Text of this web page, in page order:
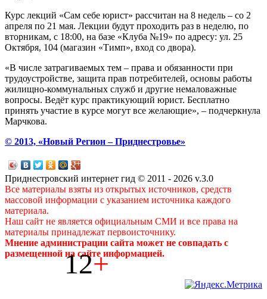
Курс лекций «Сам себе юрист» рассчитан на 8 недель – со 2
апреля по 21 мая. Лекции будут проходить раз в неделю, по
вторникам, с 18:00, на базе «Клуба №19» по адресу: ул. 25
Октября, 104 (магазин «Тимп», вход со двора).
«В числе затрагиваемых тем – права и обязанности при
трудоустройстве, защита прав потребителей, основы работы
жилищно-коммунальных служб и другие немаловажные
вопросы. Ведёт курс практикующий юрист. Бесплатно
принять участие в курсе могут все желающие», – подчеркнула
Марчкова.
© 2013, «Новый Регион – Приднестровье»
Приднестровский интернет гид © 2011 - 2026 v.3.0
Все материалы взяты из открытых источников, средств
массовой информации с указанием источника каждого
материала.
Наш сайт не является официальным СМИ и все права на
материалы принадлежат первоисточнику.
Мнение администрации сайта может не совпадать с
размещенной на сайте информацией.
12+